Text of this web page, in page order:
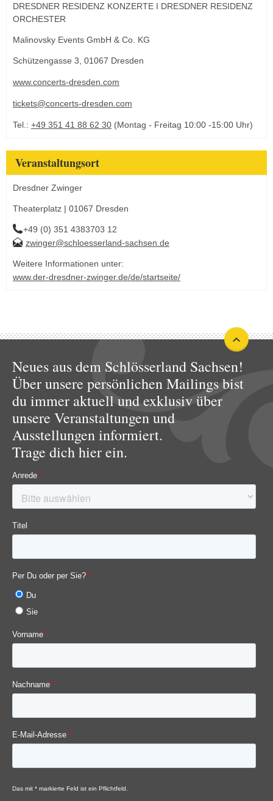
DRESDNER RESIDENZ KONZERTE I DRESDNER RESIDENZ
ORCHESTER
Malinovsky Events GmbH & Co. KG
Schützengasse 3, 01067 Dresden
www.concerts-dresden.com
tickets@concerts-dresden.com
Tel.: +49 351 41 88 62 30 (Montag - Freitag 10:00 -15:00 Uhr)
Veranstaltungsort
Dresdner Zwinger
Theaterplatz | 01067 Dresden
+49 (0) 351 4383703 12
zwinger@schloesserland-sachsen.de
Weitere Informationen unter:
www.der-dresdner-zwinger.de/de/startseite/
Neues aus dem Schlösserland Sachsen!
Über unsere persönlichen Mailings bist
du immer aktuell und exklusiv über
unsere Veranstaltungen und
Ausstellungen informiert.
Trage dich hier ein.